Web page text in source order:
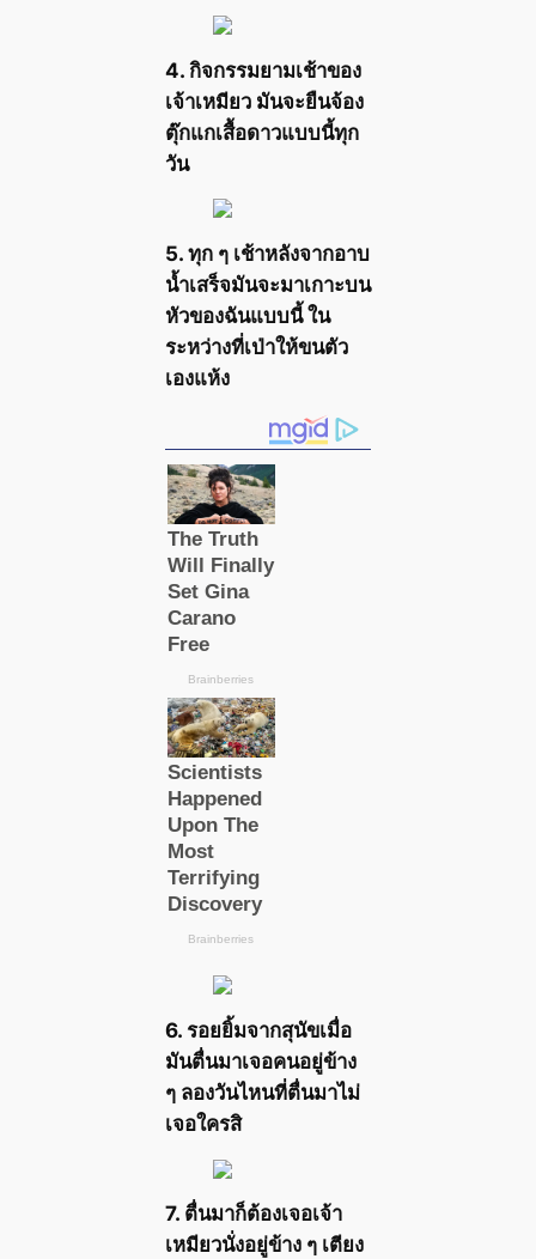
4. กิจกรรมยามเช้าของ
เจ้าเหมียว มันจะยืนจ้อง
ตุ๊กแกเสื้อดาวแบบนี้ทุก
วัน
5. ทุก ๆ เช้าหลังจากอาบ
น้ำเสร็จมันจะมาเกาะบน
หัวของฉันแบบนี้ ใน
ระหว่างที่เป่าให้ขนตัว
เองแห้ง
6. รอยยิ้มจากสุนัขเมื่อ
มันตื่นมาเจอคนอยู่ข้าง
ๆ ลองวันไหนที่ตื่นมาไม่
เจอใครสิ
7. ตื่นมาก็ต้องเจอเจ้า
เหมียวนั่งอยู่ข้าง ๆ เตียง